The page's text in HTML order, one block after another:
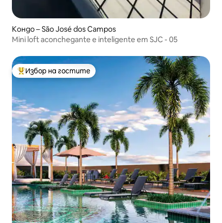
Кондо – São José dos Campos
Mini loft aconchegante e inteligente em SJC - 05
Най-популярен избор на гостите
Избор на гостите